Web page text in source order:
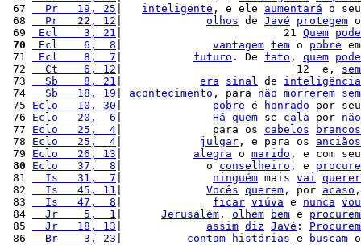
67
  Pr   19, 25
inteligente , e ele aumentará o
68
  Pr   22, 12
olhos de Javé protegem
69
Ecl    3, 21 |                         21 Quem pode
70
Ecl    6,  8 vantagem tem o pobre
71
Ecl    8,  7 futuro . De fato , quem pode
72
  Ct    6, 12
|                           12  e, sem
73
  Sb    8, 21
era sinal de inteligência
74
  Sb   18, 19
acontecimento , para não morrerem sem
75 Eclo   10, 30 pobre é honrado por
76 Eclo   20,  6 Há quem se cala por não
77 Eclo   25,  4 |              para os cabelos
brancos
78 Eclo   25,  4 julgar , e para os anciãos
79 Eclo   26, 13 alegra o marido , e com
80
Eclo   37,  8 |             o conselheiro , e procure
81
  Is   31,  7
ninguém mais vai querer
82
  Is   45, 11
Vocês querem , por acaso
83
  Is   47,  8
ficar viúva e nunca vou
84
  Jr    5,  1
Jerusalém , olhem bem e procurem
85
  Jr   18, 13
assim diz Javé : Procurem
86
  Br    3, 23
contam histórias e buscam